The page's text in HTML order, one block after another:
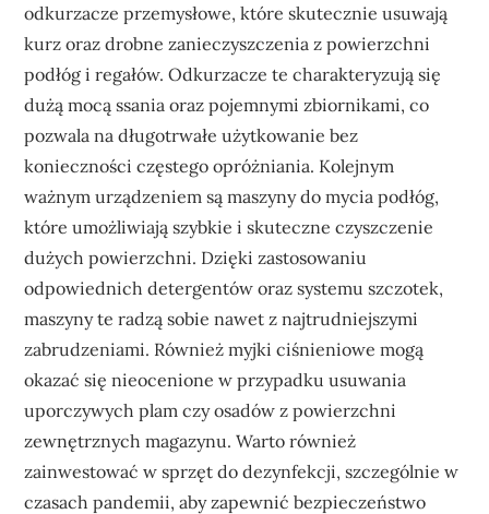
odkurzacze przemysłowe, które skutecznie usuwają
kurz oraz drobne zanieczyszczenia z powierzchni
podłóg i regałów. Odkurzacze te charakteryzują się
dużą mocą ssania oraz pojemnymi zbiornikami, co
pozwala na długotrwałe użytkowanie bez
konieczności częstego opróżniania. Kolejnym
ważnym urządzeniem są maszyny do mycia podłóg,
które umożliwiają szybkie i skuteczne czyszczenie
dużych powierzchni. Dzięki zastosowaniu
odpowiednich detergentów oraz systemu szczotek,
maszyny te radzą sobie nawet z najtrudniejszymi
zabrudzeniami. Również myjki ciśnieniowe mogą
okazać się nieocenione w przypadku usuwania
uporczywych plam czy osadów z powierzchni
zewnętrznych magazynu. Warto również
zainwestować w sprzęt do dezynfekcji, szczególnie w
czasach pandemii, aby zapewnić bezpieczeństwo